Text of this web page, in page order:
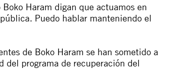
Haram digan que actuamos en
Puedo hablar manteniendo el
de Boko Haram se han sometido a
del programa de recuperación del